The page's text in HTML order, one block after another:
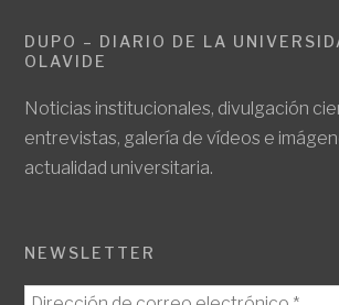
DUPO – DIARIO DE LA
OLAVIDE
Noticias institucionales, divulgación
entrevistas, galería de vídeos e
actualidad universitaria.
NEWSLETTER